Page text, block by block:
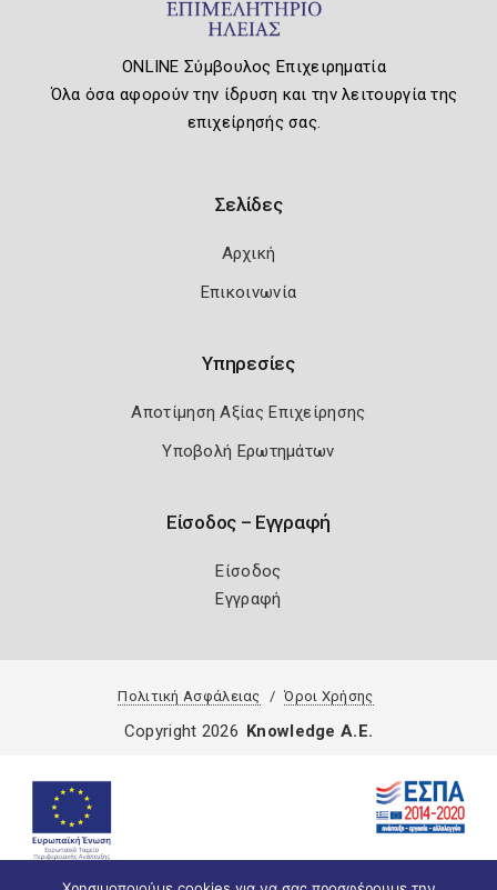
ONLINE Σύμβουλος Επιχειρηματία
Όλα όσα αφορούν την ίδρυση και την λειτουργία της
επιχείρησής σας.
Σελίδες
Αρχική
Επικοινωνία
Υπηρεσίες
Αποτίμηση Αξίας Επιχείρησης
Υποβολή Ερωτημάτων
Είσοδος – Εγγραφή
Είσοδος
Εγγραφή
Πολιτική Ασφάλειας Όροι Χρήσης
Copyright 2026 Knowledge A.E.